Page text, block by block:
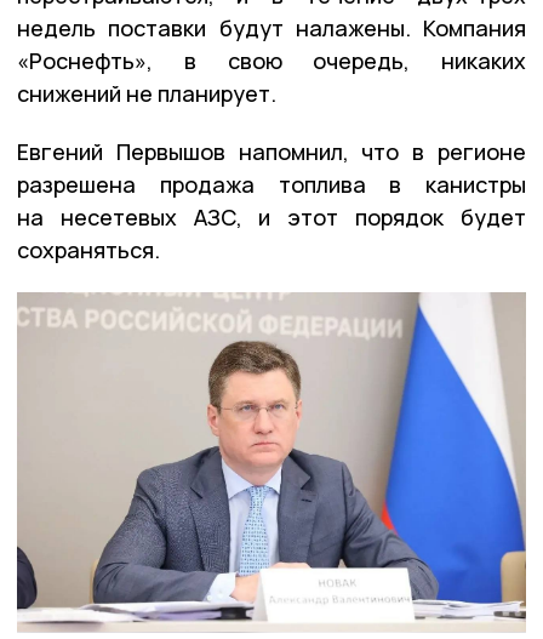
недель поставки будут налажены. Компания
«Роснефть», в свою очередь, никаких
снижений не планирует.
Евгений Первышов напомнил, что в регионе
разрешена продажа топлива в канистры
на несетевых АЗС, и этот порядок будет
сохраняться.